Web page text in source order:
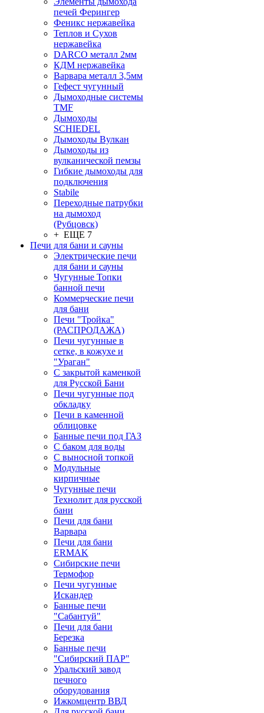
печей Ферингер
Феникс нержавейка
Теплов и Сухов
нержавейка
DARCO металл 2мм
КДМ нержавейка
Варвара металл 3,5мм
Гефест чугунный
Дымоходные системы
TMF
Дымоходы
SCHIEDEL
Дымоходы Вулкан
Дымоходы из
вулканической пемзы
Гибкие дымоходы для
подключения
Stabile
Переходные патрубки
на дымоход
(Рубцовск)
+ ЕЩЕ 7
Печи для бани и сауны
Электрические печи
для бани и сауны
Чугунные Топки
банной печи
Коммерческие печи
для бани
Печи "Тройка"
(РАСПРОДАЖА)
Печи чугунные в
сетке, в кожухе и
"Ураган"
С закрытой каменкой
для Русской Бани
Печи чугунные под
обкладку
Печи в каменной
облицовке
Банные печи под ГАЗ
С баком для воды
С выносной топкой
Модульные
кирпичные
Чугунные печи
Технолит для русской
бани
Печи для бани
Варвара
Печи для бани
ERMAK
Сибирские печи
Термофор
Печи чугунные
Искандер
Банные печи
"Сабантуй"
Печи для бани
Березка
Банные печи
"Сибирский ПАР"
Уральский завод
печного
оборудования
Ижкомцентр ВВД